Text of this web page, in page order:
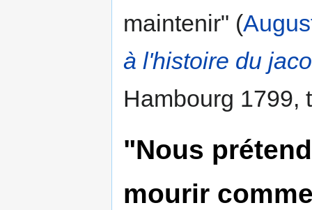
maintenir" (
à l'histoire du
Hambourg 1799,
"Nous
mourir